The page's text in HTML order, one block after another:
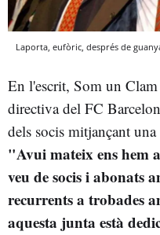
Laporta, eufòric, després de
En l'escrit, Som un
directiva del FC
dels socis mitjançant
"Avui mateix ens hem
veu de socis i abonats
recurrents a trobades
aquesta junta està